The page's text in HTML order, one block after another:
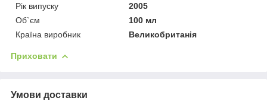
Рік випуску
2005
Об`єм
100 мл
Країна виробник
Великобританія
Приховати
Умови доставки